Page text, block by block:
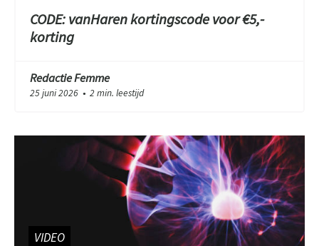
CODE: vanHaren kortingscode voor €5,-
korting
Redactie Femme
25 juni 2026 ● 2 min. leestijd
VIDEO